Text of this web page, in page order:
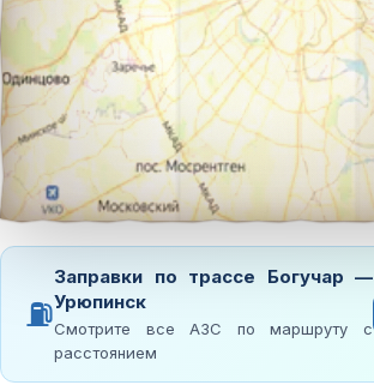
⛽
Заправки по трассе Богучар —
Урюпинск
Смотрите все АЗС по маршруту с
расстоянием